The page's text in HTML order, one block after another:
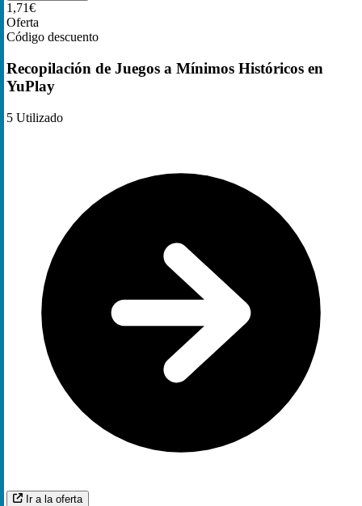
1,71€
Oferta
Código descuento
Recopilación de Juegos a Mínimos Históricos en
YuPlay
5 Utilizado
Ir a la oferta